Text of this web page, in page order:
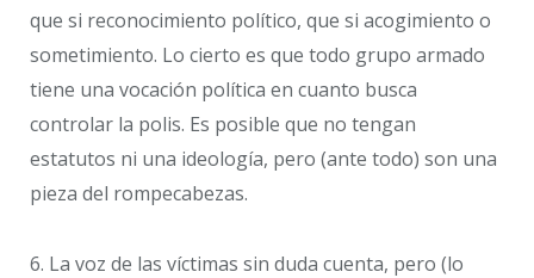
que si reconocimiento político, que si acogimiento o
sometimiento. Lo cierto es que todo grupo armado
tiene una vocación política en cuanto busca
controlar la polis. Es posible que no tengan
estatutos ni una ideología, pero (ante todo) son una
pieza del rompecabezas.
6. La voz de las víctimas sin duda cuenta, pero (lo